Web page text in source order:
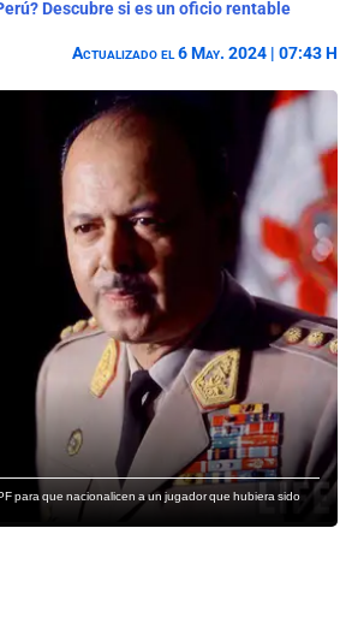
Descubre si es un oficio rentable
Actualizado el 6 May. 2024 | 07:43 H
para que nacionalicen a un jugador que hubiera sido